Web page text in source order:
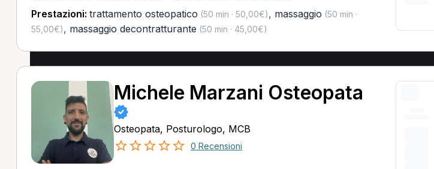
Prestazioni: trattamento osteopatico (50 min · 50,00€), massaggio (50 min ·
55,00€), massaggio decontratturante (50 min · 45,00€)
Michele Marzani Osteopata
Osteopata, Posturologo, MCB
0 Recensioni